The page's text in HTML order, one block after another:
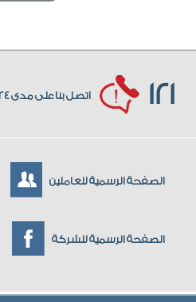
121 اتصل بنا على مدى 24 ساعة
الصفحة الرسمية للعاملين
الصفحة الرسمية للشركة